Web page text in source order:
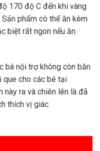
170 độ C đến khi vàng
phẩm có thể ăn kèm
biệt rất ngon nếu ăn
bà nội trợ không còn băn
que cho các bé tại
này ra và chiên lên là đã
thích vị giác.